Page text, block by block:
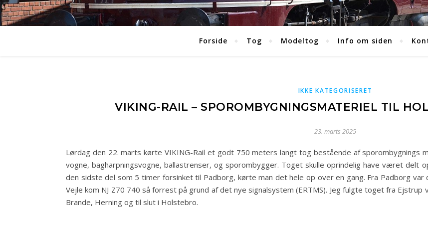
Forside Tog Modeltog Info om siden
IKKE KATEGORISERET
VIKING-RAIL – SPOROMBYGNINGSMATERIEL TIL
23. marts 2025
Lørdag den 22. marts kørte VIKING-Rail et godt 750 meters langt tog bestående af
vogne, bagharpningsvogne, ballastrenser, og sporombygger. Toget skulle oprindelig have været delt
den sidste del som 5 timer forsinket til Padborg, kørte man det hele op over en gang. Fra Padborg
Vejle kom NJ Z70 740 så forrest på grund af det nye signalsystem (ERTMS). Jeg fulgte toget fra
Brande, Herning og til slut i Holstebro.